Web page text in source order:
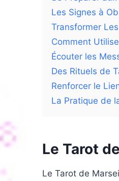
Les Signes à
Transformer
Comment
Écouter les
Des Rituels de
Renforcer le
La Pratique de
Le Tarot
Le Tarot de